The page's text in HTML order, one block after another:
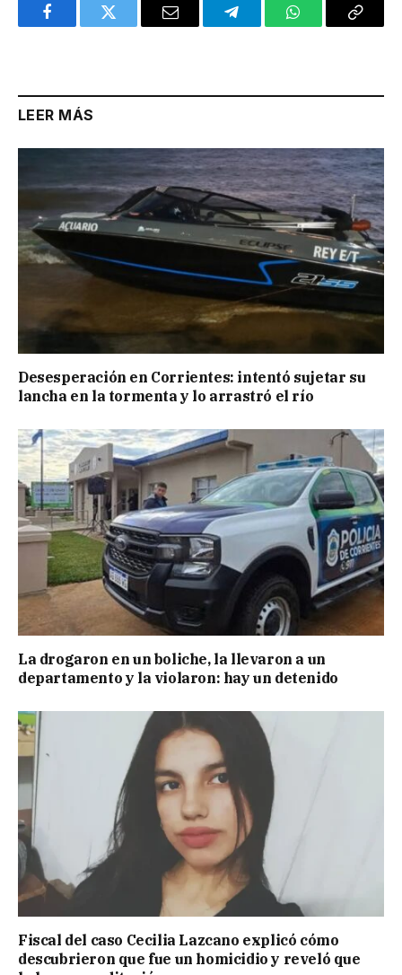
FacebookTwitter Email TelegramWhatsAppCopy
LEER MÁS
Desesperación en Corrientes: intentó sujetar su
lancha en la tormenta y lo arrastró el río
La drogaron en un boliche, la llevaron a un
departamento y la violaron: hay un detenido
Fiscal del caso Cecilia Lazcano explicó cómo
descubrieron que fue un homicidio y reveló que